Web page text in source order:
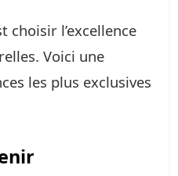
choisir l’excellence
Voici une
les plus exclusives